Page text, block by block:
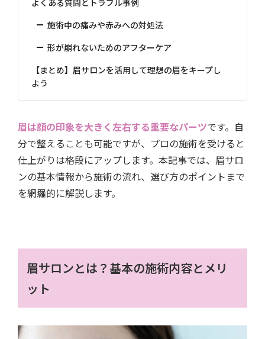
よくある質問とトラブル事例
施術中の痛みや赤みへの対処法
形が崩れないためのアフターケア
【まとめ】眉サロンを活用して理想の眉をキープし
よう
眉は顔の印象を大きく左右する重要なパーツです。自
分で整えることも可能ですが、プロの施術を受けると
仕上がりは格段にアップします。本記事では、眉サロ
ンの基本情報から施術の流れ、選び方のポイントまで
を網羅的に解説します。
眉サロンとは？基本の施術内容とメリ
ット